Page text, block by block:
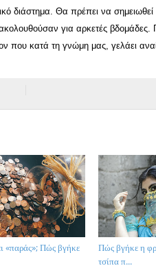
διάστημα. Θα πρέπει να
για αρκετές βδομάδες.
που κατά τη γνώμη μας, γελάει
Πώς βγήκε η
τσίπα π...
«παράς»; Πώς βγήκε